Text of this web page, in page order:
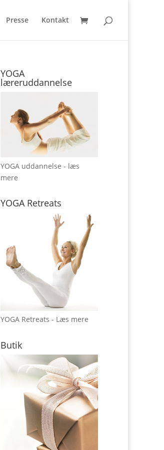
Presse Kontakt
YOGA
læreruddannelse
YOGA uddannelse - læs
mere
YOGA Retreats
YOGA Retreats - Læs mere
Butik